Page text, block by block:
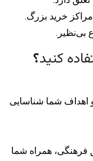
مراکز خرید بزرگ.
بی‌نظیر.
کنید؟
اهداف شما شناسایی
فرهنگی، همراه شما